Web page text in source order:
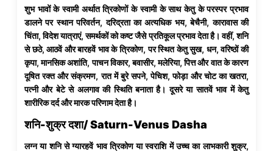
शुभ भावों के स्वामी अर्थात त्रिकोणों के स्वामी के साथ केतु के परस्पर प्रभाव
डालने पर स्थान परिवर्तन, दरिद्रता का अत्यधिक भय, बेचैनी, कारावास की
चिंता, विदेश यात्राएं, समर्थकों को कष्ट जैसे प्रतिकूल प्रभाव देता है। वहीं, शनि
से छठे, आठवें और बारहवें भाव के त्रिकोण, पर स्थित केतु सुख, धन, वरिष्ठों की
कृपा, मानसिक अशांति, पाचन विकार, बवासीर, मलेरिया, पित्त और वात के कारण
दूषित रक्त और संक्रमण, रात में बुरे सपने, पेचिश, फोड़ा और चोट का खतरा,
पत्नी और बेटे से अलगाव की स्थिति बनाता है। दूसरे या सातवें भाव में केतु
शारीरिक दर्द और मारक परिणाम देता है।
शनि-शुक्र दशा/ Saturn-Venus Dasha
लग्न या शनि से ग्यारहवें भाव त्रिकोण या स्वराशि में उच्च का लाभकारी शुक्र,